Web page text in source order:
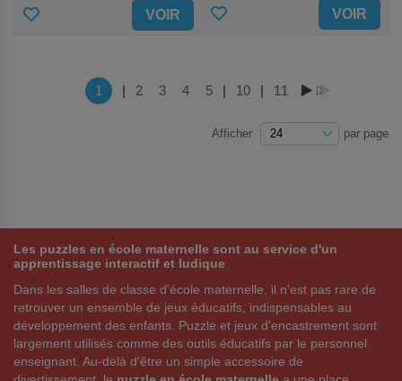
AJOUTER
FAVORIS
VOIR AJOUTER VOIR
PageVous lisez actuellement la page
1 | Page
2 Page
3 Page
4 Page
5 | Page
10 | Page
11
Afficher par page
Les puzzles en école maternelle sont au service d'un
apprentissage interactif et ludique
Dans les salles de classe d'école maternelle, il n'est pas rare de
retrouver un ensemble de jeux éducatifs, indispensables au
développement des enfants. Puzzle et jeux d'encastrement sont
largement utilisés comme des outils éducatifs par le personnel
enseignant. Au-delà d'être un simple accessoire de